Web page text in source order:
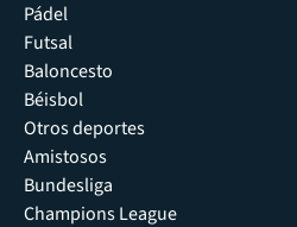
Pádel
Futsal
Baloncesto
Béisbol
Otros deportes
Amistosos
Bundesliga
Champions League